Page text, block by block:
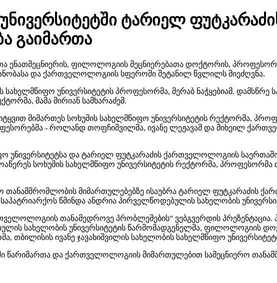
ტარიელ
გაიმართა
ენათმეცნიერის, ფილოლოგიის მეცნიერებათა დოქტორის,
და ქართველოლოგიის სფეროში შეტანილ წვლილს მიეძღვნა.
სახელმწიფო უნივერსიტეტის პროფესორმა, მერაბ ნაჭყებიამ.
მამა მირიან სამხარაძემ.
მიმართეს სოხუმის სახელმწიფო უნივერსიტეტის რექტორმა,
- როლანდ თოფჩიშვილმა, ივანე ლეჟავამ და მიხეილ
უნივერსიტეტსა და ტარიელ ფუტკარაძის ქართველოლოგიის
სოხუმის სახელმწიფო უნივერსიტეტის რექტორმა,
თანამშრომლობის მიმართულებებზე ისაუბრა ტარიელ ფუტკარაძის
წმინდა ანდრია პირველწოდებულის სახელობის
თანამედროვე პრობლემების“ ვებგვერდის
სახელობის უნივერსიტეტის წარმომადგენელმა, ფილოლოგიის
ივანე ჯავახიშვილის სახელობის სახელმწიფო
წარიმართა და ქართველოლოგიის მიმართულებით სამეცნიერო